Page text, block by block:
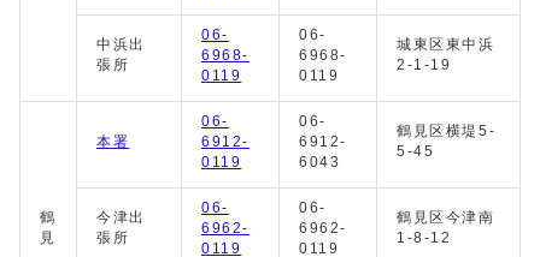
中浜出
張所
06-
6968-
0119
06-
6968-
0119
城東区東中浜
2-1-19
鶴
見
本署
06-
6912-
0119
06-
6912-
6043
鶴見区横堤5-
5-45
今津出
張所
06-
6962-
0119
06-
6962-
0119
鶴見区今津南
1-8-12